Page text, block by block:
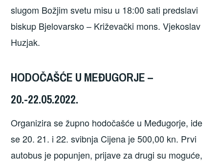
slugom Božjim svetu misu u 18:00 sati predslavi
biskup Bjelovarsko – Križevački mons. Vjekoslav
Huzjak.
HODOČAŠĆE U MEĐUGORJE –
20.-22.05.2022.
Organizira se župno hodočašće u Međugorje, ide
se 20. 21. i 22. svibnja Cijena je 500,00 kn. Prvi
autobus je popunjen, prijave za drugi su moguće,